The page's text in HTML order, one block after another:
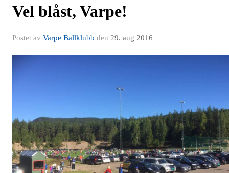
Vel blåst, Varpe!
Postet av Varpe Ballklubb den 29. aug 2016